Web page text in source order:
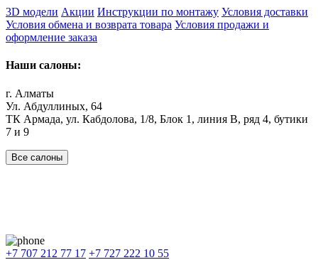
3D модели Акции Инструкции по монтажу Условия доставки
Условия обмена и возврата товара Условия продажи и
оформление заказа
Наши салоны:
г. Алматы
Ул. Абдуллиных, 64
ТК Армада, ул. Кабдолова, 1/8, Блок 1, линия В, ряд 4, бутики
7 и 9
Все салоны
+7 707 212 77 17 +7 727 222 10 55